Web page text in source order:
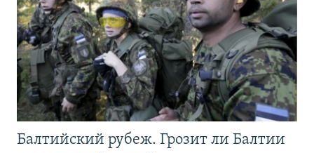
Балтийский рубеж. Грозит ли Балтии